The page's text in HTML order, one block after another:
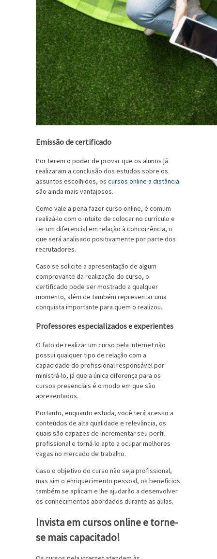
Emissão de certificado
Por terem o poder de provar que os alunos já
realizaram a conclusão dos estudos sobre os
assuntos escolhidos, os cursos online a distância
são ainda mais vantajosos.
Como vale a pena fazer curso online, é comum
realizá-lo com o intuito de colocar no currículo e
ter um diferencial em relação à concorrência, o
que será analisado positivamente por parte dos
recrutadores.
Caso se solicite a apresentação de algum
comprovante da realização do curso, o
certificado pode ser mostrado a qualquer
momento, além de também representar uma
conquista importante para quem o realizou.
Professores especializados e experientes
O fato de realizar um curso pela internet não
possui qualquer tipo de relação com a
capacidade do profissional responsável por
ministrá-lo, já que a única diferença para os
cursos presenciais é o modo em que são
apresentados.
Portanto, enquanto estuda, você terá acesso a
conteúdos de alta qualidade e relevância, os
quais são capazes de incrementar seu perfil
profissional e torná-lo apto a ocupar melhores
vagas no mercado de trabalho.
Caso o objetivo do curso não seja profissional,
mas sim o enriquecimento pessoal, os benefícios
também se aplicam e lhe ajudarão a desenvolver
os conhecimentos abordados durante as aulas.
Invista em cursos online e torne-
se mais capacitado!